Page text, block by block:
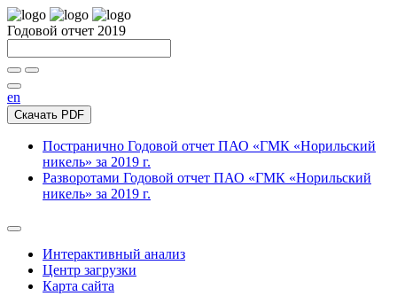
Годовой отчет 2019
en
Скачать PDF
Постранично Годовой отчет ПАО «ГМК «Норильский
никель» за 2019 г.
Разворотами Годовой отчет ПАО «ГМК «Норильский
никель» за 2019 г.
Интерактивный анализ
Центр загрузки
Карта сайта